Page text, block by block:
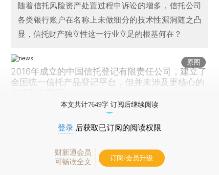
随着信托风险资产处置过程中诉讼的增多，信托公司
各类银行账户在名称上未做细分的技术性漏洞随之凸
显，信托财产独立性这一行业立足的根基何在？
原图
2016年成立的中国信托登记有限责任公司，建立了
全国统一信托产品登记平台，但并未涉及更核心的
本文共计7649字 订阅后继续阅读
登录 后获取已订阅的阅读权限
财新通会员
可畅读全文
订阅/会员升级